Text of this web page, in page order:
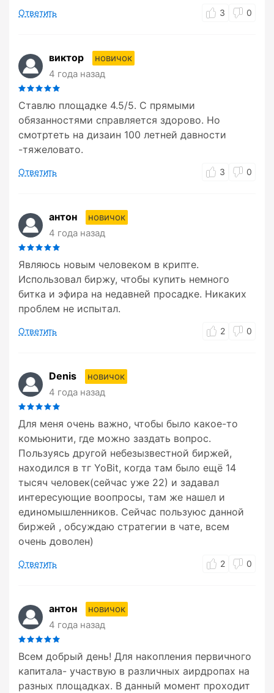
Ответить 3 0
виктор
новичок
4 года назад
Ставлю площадке 4.5/5. С прямыми
обязанностями справляется здорово. Но
смотртеть на дизаин 100 летней давности
-тяжеловато.
Ответить 3 0
антон
новичок
4 года назад
Являюсь новым человеком в крипте.
Использовал биржу, чтобы купить немного
битка и эфира на недавней просадке. Никаких
проблем не испытал.
Ответить 2 0
Denis
новичок
4 года назад
Для меня очень важно, чтобы было какое-то
комьюнити, где можно заздать вопрос.
Пользуясь другой небезызвестной биржей,
находился в тг YoBit, когда там было ещё 14
тысяч человек(сейчас уже 22) и задавал
интересующие воопросы, там же нашел и
единомышленников. Сейчас пользуюс данной
биржей , обсуждаю стратегии в чате, всем
очень доволен)
Ответить 2 0
антон
новичок
4 года назад
Всем добрый день! Для накопления первичного
капитала- участвую в различных аирдропах на
разных площадках. В данный момент проходит